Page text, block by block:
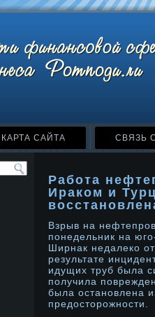
КАРТА САЙТА СВЯЗЬ
Работа
Ираком и
Взрыв на
понедельник на
Ширнак недалеко
результате
идущих труб была
получила
была остановлена
предосторожности.